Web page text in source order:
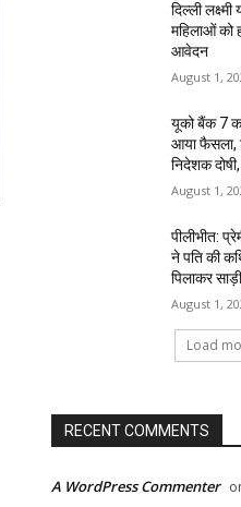
दिल्ली
महिलाओं को
आवेदन
August 1,
यूको बैंक 7
आया फैसला,
निदेशक
August 1,
पीलीभीत:
ने पति की
पिलाकर
August 1,
Load
RECENT COMMENTS
A WordPress Commenter